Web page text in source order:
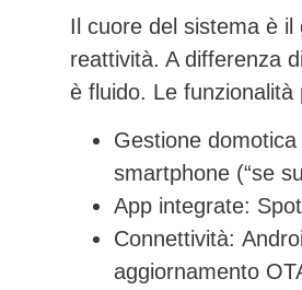
Il cuore del sistema è il
reattività. A differenza
è fluido. Le funzionalità
Gestione
smartphone (“se
App integrate:
Connettività:
aggiornamento